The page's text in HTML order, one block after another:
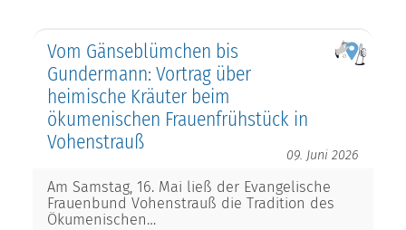
Vom Gänseblümchen bis
Gundermann: Vortrag über
heimische Kräuter beim
ökumenischen Frauenfrühstück in
Vohenstrauß
09. Juni 2026
Am Samstag, 16. Mai ließ der Evangelische
Frauenbund Vohenstrauß die Tradition des
Ökumenischen…